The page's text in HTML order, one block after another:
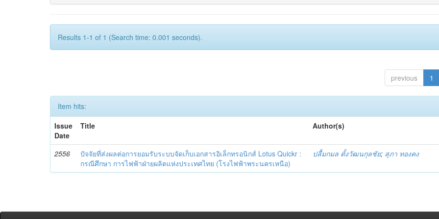
Results 1-1 of 1 (Search time: 0.001 seconds).
previous 1
Item hits:
Issue
Date
Title Author(s)
2556
ปัจจัยที่ส่งผลต่อการยอมรับระบบจัดเก็บเอกสารอิเล็กทรอนิกส์ Lotus Quickr :
กรณีศึกษา การไฟฟ้าฝ่ายผลิตแห่งประเทศไทย (โรงไฟฟ้าพระนครเหนือ)
ปลื้มกมล ตั้งวัฒนกุลชัย; สุภา ทองคง